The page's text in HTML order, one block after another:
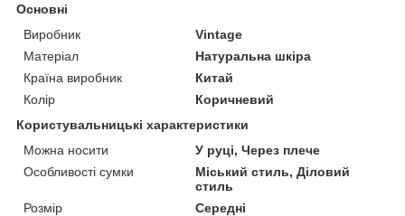
Основні
Виробник
Vintage
Матеріал
Натуральна шкіра
Країна виробник
Китай
Колір
Коричневий
Користувальницькі характеристики
Можна носити
У руці, Через плече
Особливості сумки
Міський стиль, Діловий
стиль
Розмір
Середні